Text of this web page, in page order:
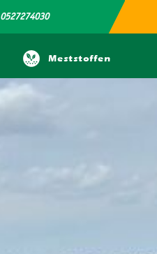
0527274030
Meststoffen